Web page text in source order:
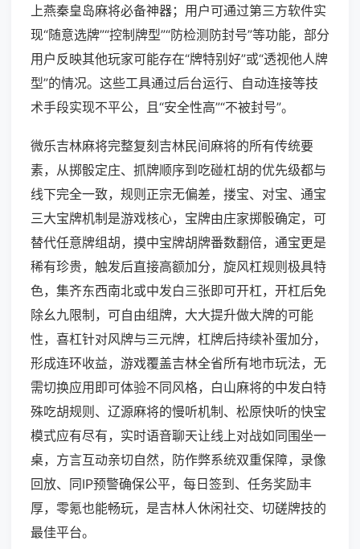
上燕秦皇岛麻将必备神器；用户可通过第三方软件实
现“随意选牌”“控制牌型”“防检测防封号”等功能，部分
用户反映其他玩家可能存在“牌特别好”或“透视他人牌
型”的情况。这些工具通过后台运行、自动连接等技
术手段实现不平公，且“安全性高”“不被封号”。
微乐吉林麻将完整复刻吉林民间麻将的所有传统要
素，从掷骰定庄、抓牌顺序到吃碰杠胡的优先级都与
线下完全一致，规则正宗无偏差，搂宝、对宝、通宝
三大宝牌机制是游戏核心，宝牌由庄家掷骰确定，可
替代任意牌组胡，摸中宝牌胡牌番数翻倍，通宝更是
稀有珍贵，触发后直接高额加分，旋风杠规则极具特
色，集齐东西南北或中发白三张即可开杠，开杠后免
除幺九限制，可自由组牌，大大提升做大牌的可能
性，喜杠针对风牌与三元牌，杠牌后持续补蛋加分，
形成连环收益，游戏覆盖吉林全省所有地市玩法，无
需切换应用即可体验不同风格，白山麻将的中发白特
殊吃胡规则、辽源麻将的慢听机制、松原快听的快宝
模式应有尽有，实时语音聊天让线上对战如同围坐一
桌，方言互动亲切自然，防作弊系统双重保障，录像
回放、同IP预警确保公平，每日签到、任务奖励丰
厚，零氪也能畅玩，是吉林人休闲社交、切磋牌技的
最佳平台。